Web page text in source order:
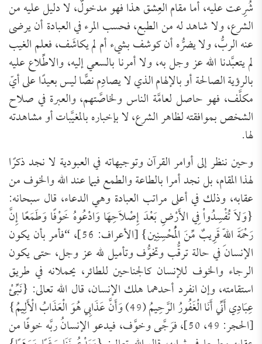
شُرِعت عليه، أما مقام العِشق هذا فهو مدخولٌ، لا دليل عليه من
الشرع، ولا شاهد له من الطبع، فحسب المرء في العبادة أن يرضى
عنه الربُّ، ولا يضرُّه أن كوشف بشيء أم لم يكاشَف، فعلم الغيب
لم يتعبَّدنا الله عز وجل به، ولا أمرنا بالسعي إليه، والاطِّلاع عليه
بالرؤية الصالحة أو بالإلهام الذي لا يصادِم نصًّا ليس بعيدًا على أيّ
مكلَّف، فهو حاصل لعامَّة الناس ولخاصَّتهم، والعبرة في صلاح
الشخص بموافقته لظاهر الشرع، لا بإخباره بالمغيَّبات أو مشاهدته
لها.
وحين ننظر إلى أوامر القرآن وتوجيهاته في العبودية لا نجد ذكرًا
لهذا المقام، بل نجد أمرا بالطاعة والطمع فيما عند الله والخوف من
عقابه، وذلك في أعلى مراتب العبادة وهي الدعاء، قال سبحانه:
{وَلاَ تُفْسِدُواْ فِي الأَرْضِ بَعْدَ إِصْلاَحِهَا وَادْعُوهُ خَوْفًا وَطَمَعًا إِنَّ
رَحْمَةَ اللّهِ قَرِيبٌ مِّنَ الْمُحْسِنِين} [الأعراف: 56]، “فأمر بأن يكون
الإنسان في حالة ترقُّب وتخوُّف وتأميل لله عز وجل، حتى يكون
الرجاء والخوف للإنسان كالجناحين للطائر، يحملانه في طريق
استقامته، وإن انفرد أحدهما هلك الإنسان، قال الله تعالى: {نَبِّئْ
عِبَادِي أَنِّي أَنَا الْغَفُورُ الرَّحِيمُ (49) وَأَنَّ عَذَابِي هُوَ الْعَذَابُ الْأَلِيمُ}
[الحجر: 49، 50]، فرَجَّى وخوَّف، فيدعو الإنسانُ ربَّه خوفًا من